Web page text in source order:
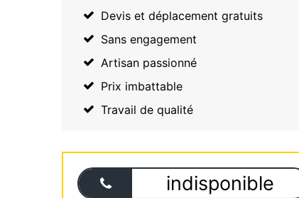
Devis et déplacement gratuits
Sans engagement
Artisan passionné
Prix imbattable
Travail de qualité
indisponible